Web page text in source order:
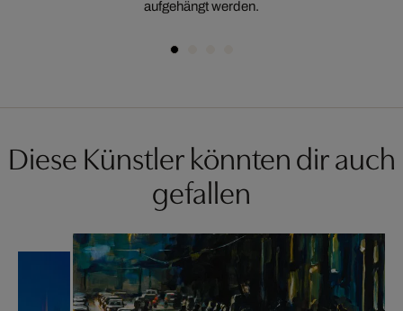
aufgehängt werden.
Diese Künstler könnten dir auch
gefallen